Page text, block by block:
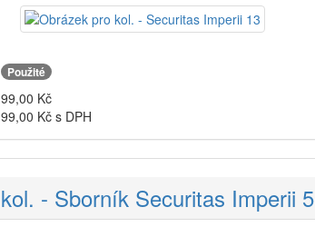
Použité
99,00 Kč
99,00 Kč s DPH
kol. - Sborník Securitas Imperii 5